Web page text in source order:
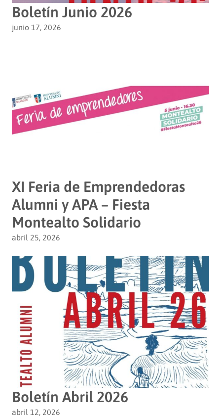
Boletín Junio 2026
junio 17, 2026
XI Feria de Emprendedoras
Alumni y APA – Fiesta
Montealto Solidario
abril 25, 2026
Boletín Abril 2026
abril 12, 2026